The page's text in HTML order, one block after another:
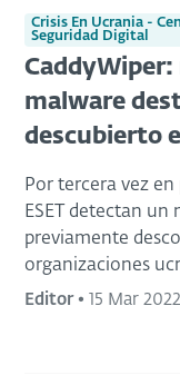
Crisis En Ucrania -
Seguridad Digital
CaddyWiper:
malware
descubierto
Por tercera vez
ESET detectan
previamente
organizaciones
Editor• 15 Mar 2022